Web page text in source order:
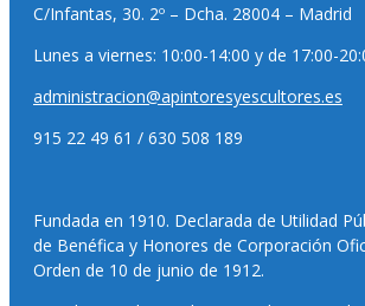
C/Infantas, 30. 2º – Dcha. 28004 – Madrid
Lunes a viernes: 10:00-14:00 y de 17:00-
administracion@apintoresyescultores.es
915 22 49 61 / 630 508 189
Fundada en 1910. Declarada de Utilidad
de Benéfica y Honores de Corporación
Orden de 10 de junio de 1912.